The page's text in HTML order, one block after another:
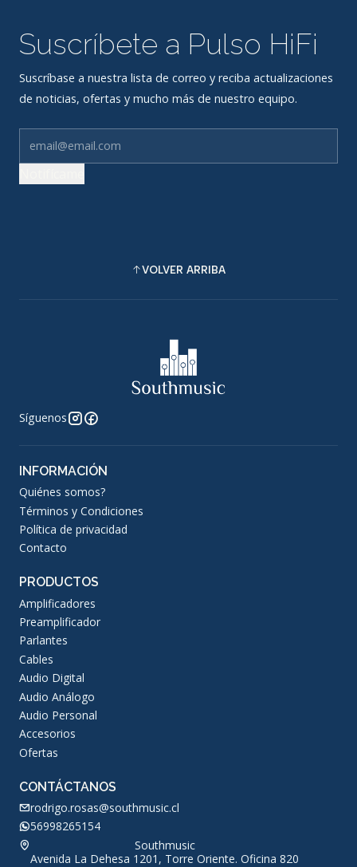
Suscríbete a Pulso HiFi
Suscríbase a nuestra lista de correo y reciba actualizaciones
de noticias, ofertas y mucho más de nuestro equipo.
VOLVER ARRIBA
Síguenos
INFORMACIÓN
Quiénes somos?
Términos y Condiciones
Política de privacidad
Contacto
PRODUCTOS
Amplificadores
Preamplificador
Parlantes
Cables
Audio Digital
Audio Análogo
Audio Personal
Accesorios
Ofertas
CONTÁCTANOS
rodrigo.rosas@southmusic.cl
56998265154
Southmusic
Avenida La Dehesa 1201, Torre Oriente. Oficina 820